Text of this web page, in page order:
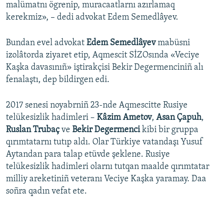
malümatnı ögrenip, muracaatlarnı azırlamaq
kerekmiz», – dedi advokat Edem Semedlâyev.
Bundan evel advokat Edem Semedlâyevmabüsni
izolâtorda ziyaret etip, Aqmescit SİZOsında «Veciye
Kaşka davasınıñ» iştirakçisi Bekir Degermenciniñ alı
fenalaştı, dep bildirgen edi.
2017 senesi noyabrniñ 23-nde Aqmescitte Rusiye
telükesizlik hadimleri – Kâzim Ametov, Asan Çapuh,
Ruslan Trubaçve Bekir Degermencikibi bir gruppa
qırımtatarnı tutıp aldı. Olar Türkiye vatandaşı Yusuf
Aytandan para talap etüvde şeklene. Rusiye
telükesizlik hadimleri olarnı tutqan maalde qırımtatar
milliy areketiniñ veteranı Veciye Kaşka yaramay. Daa
soñra qadın vefat ete.